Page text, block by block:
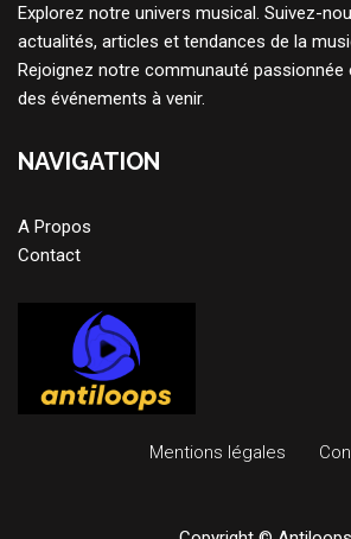
Explorez notre univers musical. Suivez-
actualités, articles et tendances de la
Rejoignez notre communauté
des événements à venir.
NAVIGATION
A Propos
Contact
Mentions légales